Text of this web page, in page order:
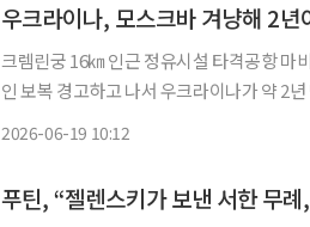
우크라이나, 모스크바 겨냥해 2년
크렘린궁 16㎞ 인근 정유시설 타격공항 마
인 보복 경고하고 나서 우크라이나가 약 2년 만에 모스크바를 겨냥한 최대 규모의 공습을 감
2026-06-19 10:12